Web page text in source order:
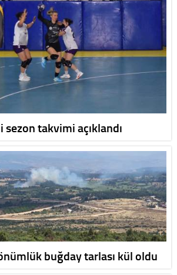
takvimi açıklandı
buğday tarlası kül oldu